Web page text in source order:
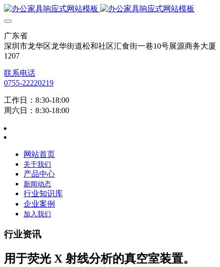
广东省
深圳市龙华区龙华街道松和社区汇食街一巷10号展源商务大厦
1207
联系电话
0755-22220219
工作日：8:30-18:00
周六日：8:30-18:00
网站首页
关于我们
产品中心
新闻动态
行业知识库
企业案例
加入我们
行业资讯
用于荧光 X 射线分析的真空室装置。